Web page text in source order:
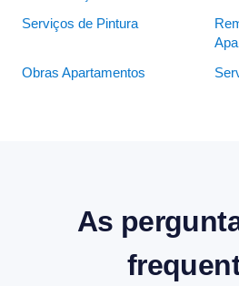
Serviços de Pintura
Obras Apartamentos
As